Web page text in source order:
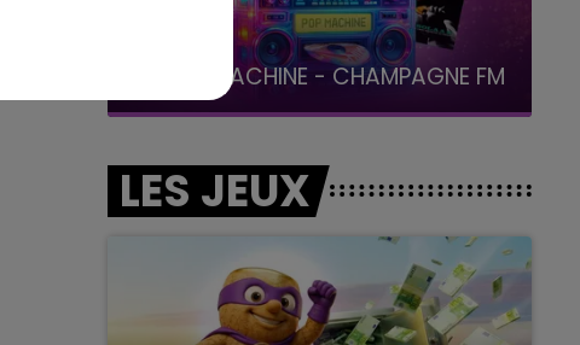
LA RADIO POP
LES JEUX